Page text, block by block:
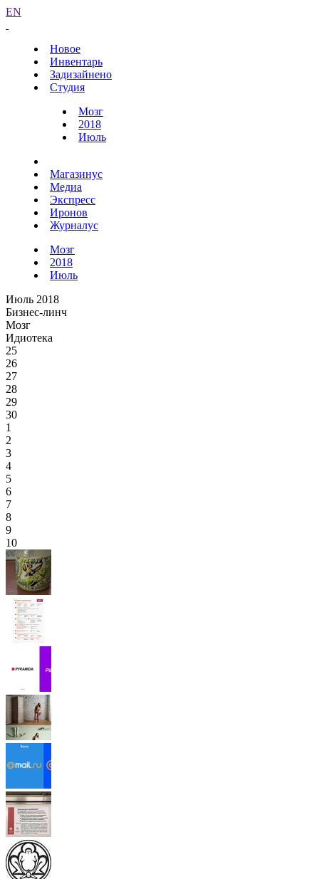
EN
Новое
Инвентарь
Задизайнено
Студия
Мозг
2018
Июль
Магазинус
Медиа
Экспресс
Иронов
Журналус
Мозг
2018
Июль
Июль 2018
Бизнес-линч
Мозг
Идиотека
25
26
27
28
29
30
1
2
3
4
5
6
7
8
9
10